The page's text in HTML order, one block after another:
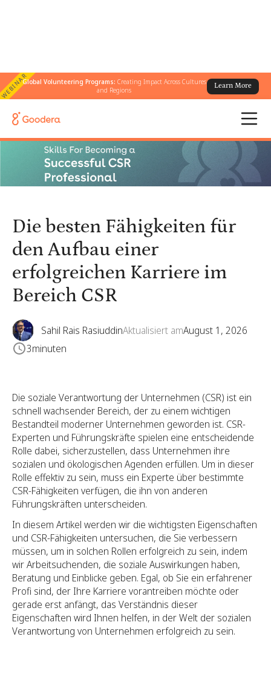
WEBINARGlobal Volunteering Programs: Creating Impact Across Cultures
and Regions
Learn More
← Alle Blogs
im Bereich CSR
Die besten Fähigkeiten für
den Aufbau einer
erfolgreichen Karriere im
Bereich CSR
Sahil Rais RasiuddinAktualisiert amAugust 1, 2026
3minuten
Die soziale Verantwortung der Unternehmen (CSR) ist ein
schnell wachsender Bereich, der zu einem wichtigen
Bestandteil moderner Unternehmen geworden ist. CSR-
Experten und Führungskräfte spielen eine entscheidende
Rolle dabei, sicherzustellen, dass Unternehmen ihre
sozialen und ökologischen Agenden erfüllen. Um in dieser
Rolle effektiv zu sein, muss ein Experte über bestimmte
CSR-Fähigkeiten verfügen, die ihn von anderen
Führungskräften unterscheiden.
In diesem Artikel werden wir die wichtigsten Eigenschaften
und CSR-Fähigkeiten untersuchen, die Sie verbessern
müssen, um in solchen Rollen erfolgreich zu sein, indem
wir Arbeitsuchenden, die soziale Auswirkungen haben,
Beratung und Einblicke geben. Egal, ob Sie ein erfahrener
Profi sind, der Ihre Karriere vorantreiben möchte oder
gerade erst anfängt, das Verständnis dieser
Eigenschaften wird Ihnen helfen, in der Welt der sozialen
Verantwortung von Unternehmen erfolgreich zu sein.